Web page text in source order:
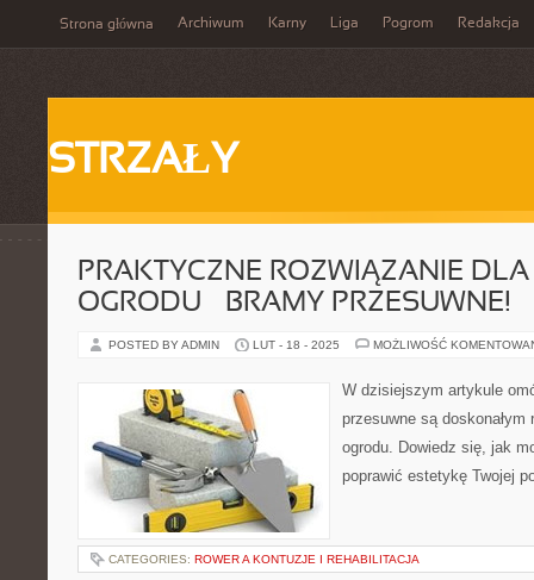
Strona główna Archiwum Karny Liga Pogrom Redakcja
STRZAŁY
PRAKTYCZNE ROZWIĄZANIE DLA
OGRODU – BRAMY PRZESUWNE!
POSTED BY ADMIN LUT - 18 - 2025 MOŻLIWOŚĆ
W dzisiejszym artykule
przesuwne są doskonałym
ogrodu. Dowiedz się, jak
poprawić estetykę Twojej
CATEGORIES: ROWER A KONTUZJE I REHABILITACJA